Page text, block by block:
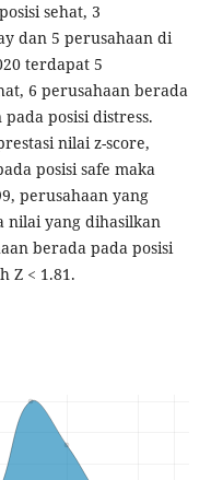
sehat, 3
dan 5 perusahaan di
terdapat 5
6 perusahaan berada
posisi distress.
nilai z-score,
posisi safe maka
perusahaan yang
nilai yang dihasilkan
berada pada posisi
Z < 1.81.